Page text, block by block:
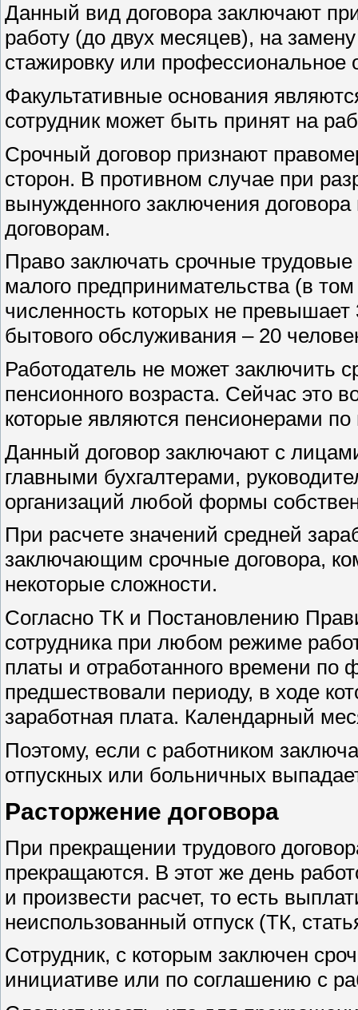
Данный вид договора заключают
работу (до двух месяцев), на
стажировку или профессиональное
Факультативные основания
сотрудник может быть принят на
Срочный договор признают
сторон. В противном случае при
вынужденного заключения
договорам.
Право заключать срочные трудовые
малого предпринимательства (в
численность которых не
бытового обслуживания – 20
Работодатель не может заключить
пенсионного возраста. Сейчас это
которые являются пенсионерами по
Данный договор заключают с
главными бухгалтерами,
организаций любой формы
При расчете значений средней
заключающим срочные договора,
некоторые сложности.
Согласно ТК и Постановлению
сотрудника при любом режиме
платы и отработанного времени по
предшествовали периоду, в ходе
заработная плата. Календарный
Поэтому, если с работником
отпускных или больничных
Расторжение договора
При прекращении трудового
прекращаются. В этот же день
и произвести расчет, то есть
неиспользованный отпуск (ТК,
Сотрудник, с которым заключен
инициативе или по соглашению с